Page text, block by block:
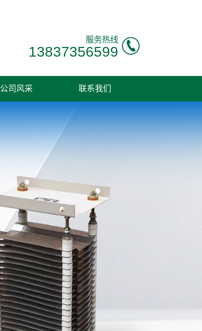
服务热线
13837356599
公司风采 联系我们